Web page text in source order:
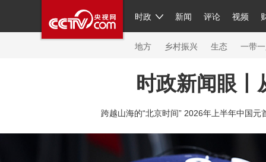
时政 新闻 评论 视频
人民领袖习近平 联播+ 中国
直播 片库 栏目大全 节目单
繁体 海外频道 iPanda
地方 乡村振兴 生态 一带
网络春晚 共产党员网 秧纪录 纪
新闻 国内 国际 评论 经济 军事 科技
人民领袖习近平 联播+ 热解读 天天学习
时政新闻眼丨
跨越山海的“北京时间” 2026年上半年中国元